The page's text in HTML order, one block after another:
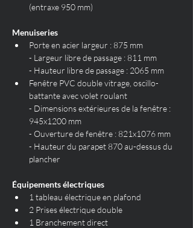
(entraxe 950 mm)
Menuiseries
Porte en acier largeur : 875 mm
- Largeur libre de passage : 811 mm
- Hauteur libre de passage : 2065 mm
Fenêtre PVC double vitrage, oscillo-
battante avec volet roulant
- Dimensions extérieures de la fenêtre :
945x1200 mm
- Ouverture de fenêtre : 821x1076 mm
- Hauteur du parapet 870 au-dessus du
plancher
Équipements électriques
1 tableau électrique en plafond
2 Prises électrique double
1 Branchement direct